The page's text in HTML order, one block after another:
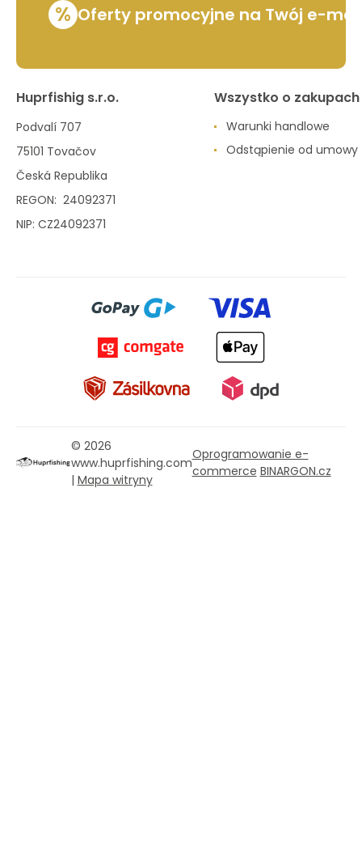
% Oferty promocyjne na Twój e-mail
Huprfishig s.r.o.
Podvalí 707
75101 Tovačov
Česká Republika
REGON: 24092371
NIP: CZ24092371
Wszystko o zakupach
Warunki handlowe
Odstąpienie od umowy
© 2026
www.huprfishing.com
| Mapa witryny
Oprogramowanie e-
commerce BINARGON.cz